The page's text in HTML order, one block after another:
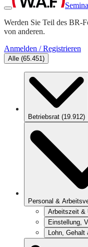
Werden Sie Teil des BR-
von anderen.
Anmelden / Registrieren
Alle (65.451)
Betriebsrat (19.912)
Personal &
Arbeitszeit &
Einstellung,
Lohn, Gehalt